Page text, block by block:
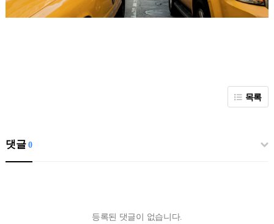
목록
댓글0
등록된 댓글이 없습니다.